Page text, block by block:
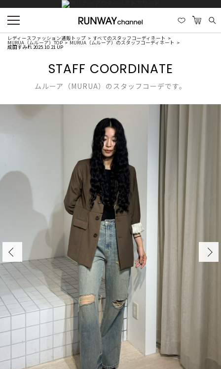
レディースファッション通販トップ すべてのスタッフコーディネート
MURUA（ムルーア）TOP MURUA（ムルーア）のスタッフコーディネート
成田すみれ 2025.10.21 UP
STAFF COORDINATE
ムルーア（MURUA）のスタッフコーデです。